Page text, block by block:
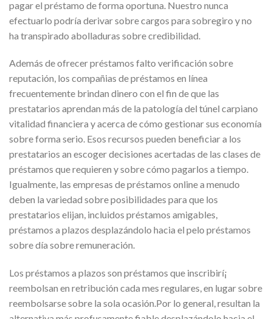
pagar el préstamo de forma oportuna. Nuestro nunca
efectuarlo podría derivar sobre cargos para sobregiro y no
ha transpirado abolladuras sobre credibilidad.
Además de ofrecer préstamos falto verificación sobre
reputación, los compañias de préstamos en línea
frecuentemente brindan dinero con el fin de que las
prestatarios aprendan más de la patologí­a del túnel carpiano
vitalidad financiera y acerca de cómo gestionar sus economía
sobre forma serio. Esos recursos pueden beneficiar a los
prestatarios an escoger decisiones acertadas de las clases de
préstamos que requieren y sobre cómo pagarlos a tiempo.
Igualmente, las empresas de préstamos online a menudo
deben la variedad sobre posibilidades para que los
prestatarios elijan, incluidos préstamos amigables,
préstamos a plazos desplazándolo hacia el pelo préstamos
sobre día sobre remuneración.
Los préstamos a plazos son préstamos que inscribirí¡
reembolsan en retribución cada mes regulares, en lugar sobre
reembolsarse sobre la sola ocasión.Por lo general, resultan la